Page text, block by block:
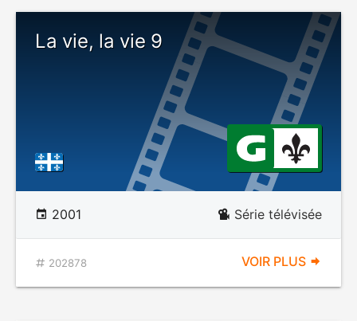
La vie, la vie 9
2001 Série télévisée
202878 VOIR PLUS